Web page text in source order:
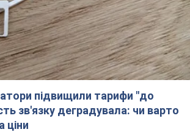
підвищили тарифи "до
зв'язку деградувала: чи варто
ціни